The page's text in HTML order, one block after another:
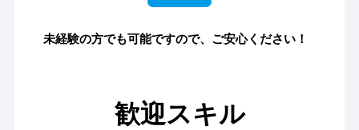
未経験の方でも可能ですので、ご安心ください！
歓迎スキル